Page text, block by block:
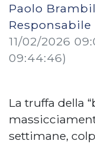
Paolo
11/02/2026
09:44:46)
La truffa della
settimane,